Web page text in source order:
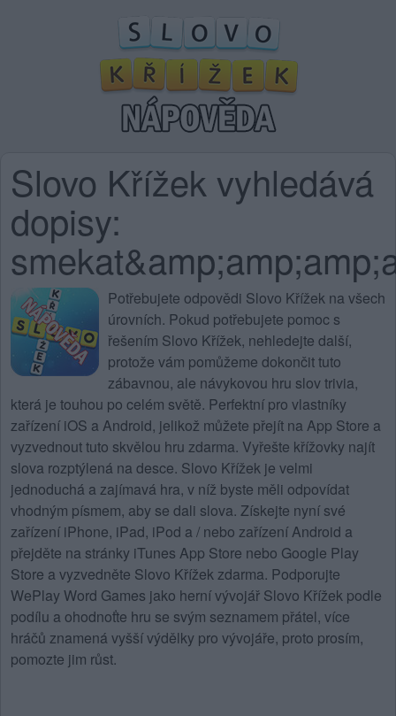
Slovo Křížek vyhledává
dopisy:
Potřebujete odpovědi Slovo Křížek na všech
úrovních. Pokud potřebujete pomoc s
řešením Slovo Křížek, nehledejte další,
protože vám pomůžeme dokončit tuto
zábavnou, ale návykovou hru slov trivia,
která je touhou po celém světě. Perfektní pro vlastníky
zařízení iOS a Android, jelikož můžete přejít na App Store a
vyzvednout tuto skvělou hru zdarma. Vyřešte křížovky najít
slova rozptýlená na desce. Slovo Křížek je velmi
jednoduchá a zajímavá hra, v níž byste měli odpovídat
vhodným písmem, aby se dali slova. Získejte nyní své
zařízení iPhone, iPad, iPod a / nebo zařízení Android a
přejděte na stránky iTunes App Store nebo Google Play
Store a vyzvedněte Slovo Křížek zdarma. Podporujte
WePlay Word Games jako herní vývojář Slovo Křížek podle
podílu a ohodnoťte hru se svým seznamem přátel, více
hráčů znamená vyšší výdělky pro vývojáře, proto prosím,
pomozte jim růst.